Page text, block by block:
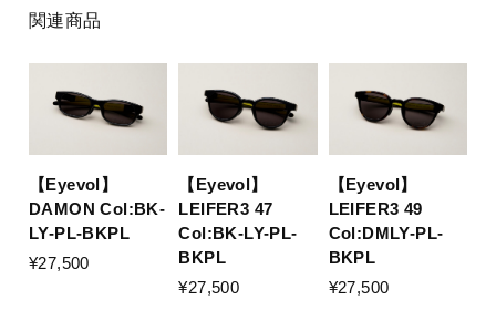
関連商品
【Eyevol】
DAMON Col:BK-
LY-PL-BKPL
¥27,500
【Eyevol】
LEIFER3 47
Col:BK-LY-PL-
BKPL
¥27,500
【Eyevol】
LEIFER3 49
Col:DMLY-PL-
BKPL
¥27,500